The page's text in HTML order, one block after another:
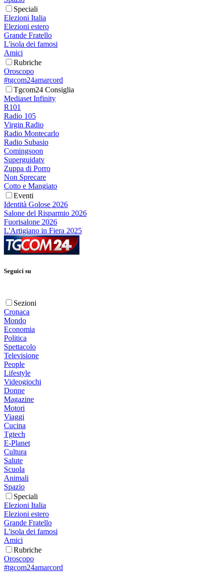
Speciali
Elezioni Italia
Elezioni estero
Grande Fratello
L'isola dei famosi
Amici
Rubriche
Oroscopo
#tgcom24amarcord
Tgcom24 Consiglia
Mediaset Infinity
R101
Radio 105
Virgin Radio
Radio Montecarlo
Radio Subasio
Comingsoon
Superguidatv
Zuppa di Porro
Non Sprecare
Cotto e Mangiato
Eventi
Identità Golose 2026
Salone del Risparmio 2026
Fuorisalone 2026
L'Artigiano in Fiera 2025
Seguici su
Sezioni
Cronaca
Mondo
Economia
Politica
Spettacolo
Televisione
People
Lifestyle
Videogiochi
Donne
Magazine
Motori
Viaggi
Cucina
Tgtech
E-Planet
Cultura
Salute
Scuola
Animali
Spazio
Speciali
Elezioni Italia
Elezioni estero
Grande Fratello
L'isola dei famosi
Amici
Rubriche
Oroscopo
#tgcom24amarcord